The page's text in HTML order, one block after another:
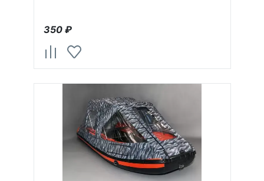
350₽